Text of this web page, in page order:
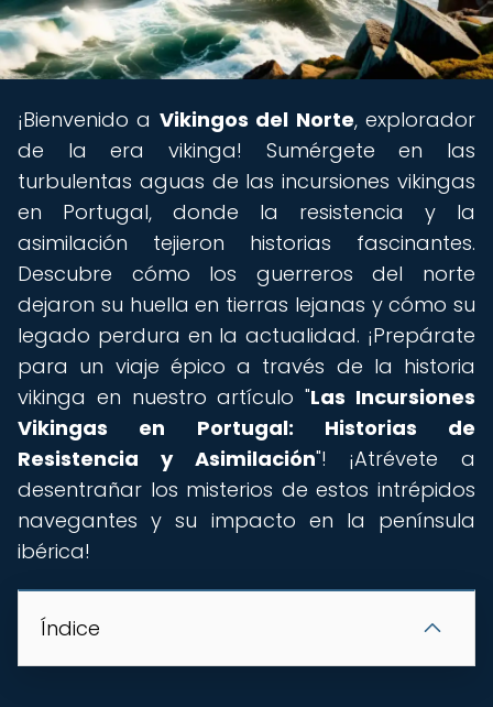
¡Bienvenido a Vikingos del Norte, explorador
de la era vikinga! Sumérgete en las
turbulentas aguas de las incursiones vikingas
en Portugal, donde la resistencia y la
asimilación tejieron historias fascinantes.
Descubre cómo los guerreros del norte
dejaron su huella en tierras lejanas y cómo su
legado perdura en la actualidad. ¡Prepárate
para un viaje épico a través de la historia
vikinga en nuestro artículo "Las Incursiones
Vikingas en Portugal: Historias de
Resistencia y Asimilación"! ¡Atrévete a
desentrañar los misterios de estos intrépidos
navegantes y su impacto en la península
ibérica!
Índice